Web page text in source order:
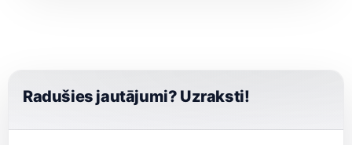
Radušies jautājumi? Uzraksti!